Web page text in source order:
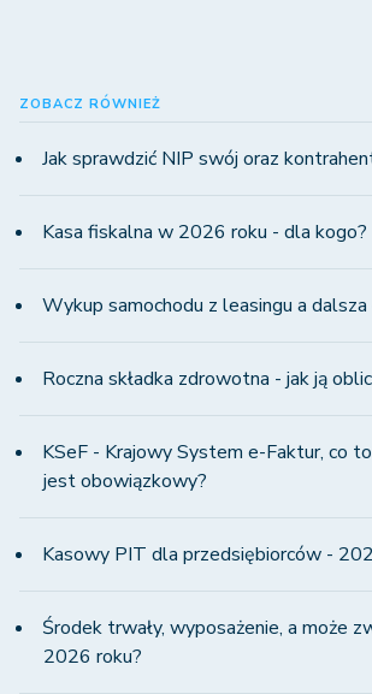
ZOBACZ RÓWNIEŻ
Jak sprawdzić NIP swój oraz
Kasa fiskalna w 2026 roku - dla kogo?
Wykup samochodu z leasingu a
Roczna składka zdrowotna - jak ją
KSeF - Krajowy System e-Faktur, co
jest obowiązkowy?
Kasowy PIT dla przedsiębiorców -
Środek trwały, wyposażenie, a może
2026 roku?